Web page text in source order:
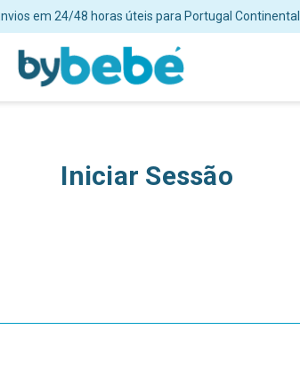
em 24/48 horas úteis para Portugal Continental
Iniciar Sessão